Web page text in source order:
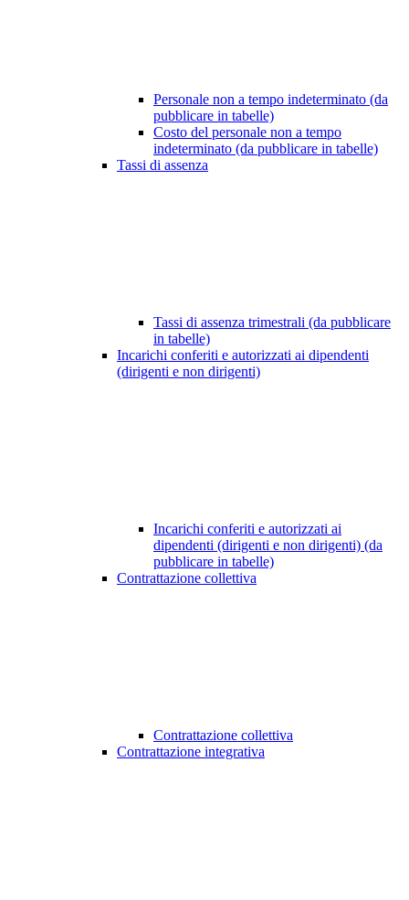
Personale non a tempo indeterminato (da
pubblicare in tabelle)
Costo del personale non a tempo
indeterminato (da pubblicare in tabelle)
Tassi di assenza
Tassi di assenza trimestrali (da pubblicare
in tabelle)
Incarichi conferiti e autorizzati ai dipendenti
(dirigenti e non dirigenti)
Incarichi conferiti e autorizzati ai
dipendenti (dirigenti e non dirigenti) (da
pubblicare in tabelle)
Contrattazione collettiva
Contrattazione collettiva
Contrattazione integrativa